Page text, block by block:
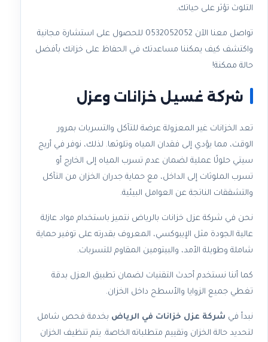
التلوث تؤثر على حياتك.
تواصل معنا الآن 0532052052 للحصول على استشارة مجانية
واكتشف كيف يمكننا مساعدتك في الحفاظ على خزانك بأفضل
حالة ممكنة!
شركة غسيل خزانات وعزل​
تعد الخزانات غير المعزولة عرضة للتآكل والتسربات بمرور
الوقت، مما يؤدي إلى فقدان المياه وتلوثها. لذلك، نوفر في أريج
سيتي حلولًا عملية لضمان عدم تسرب المياه إلى الخارج أو
تسرب الملوثات إلى الداخل، مع حماية جدران الخزان من التآكل
والتشققات الناتجة عن العوامل البيئية.
نحن في شركة عزل خزانات بالرياض نتميز باستخدام مواد عازلة
عالية الجودة مثل الإيبوكسي، المعروف بقدرته على توفير حماية
شاملة وطويلة الأمد، والبيتومين المقاوم للتسربات.
كما أننا نستخدم أحدث التقنيات لضمان تطبيق العزل بدقة
تغطي جميع الزوايا والأسطح داخل الخزان.
نبدأ في شركة عزل خزانات في الرياض بخدمة فحص شامل
لتحديد حالة الخزان وتقييم متطلباته الخاصة. يتم تنظيف الخزان